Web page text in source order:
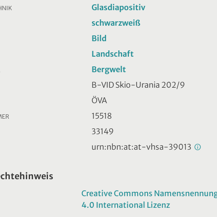
Glasdiapositiv
schwarzweiß
Bild
Landschaft
Bergwelt
B-VID Skio-Urania 202/9
ÖVA
15518
33149
urn:nbn:at:at-vhsa-39013
Creative Commons
4.0 International Lizenz